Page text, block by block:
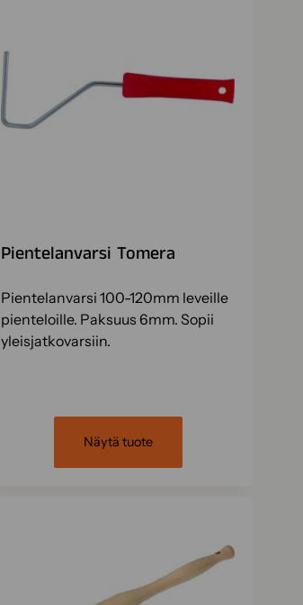
Pientelanvarsi Tomera
Pientelanvarsi 100-120mm leveille
pienteloille. Paksuus 6mm. Sopii
yleisjatkovarsiin.
Näytä tuote